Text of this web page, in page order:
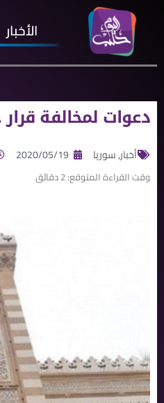
الأخبار
دعوات لمخالفة
أخبار,سوريا 2020/05/19
وقت القراءة المتوقع:2دقائق